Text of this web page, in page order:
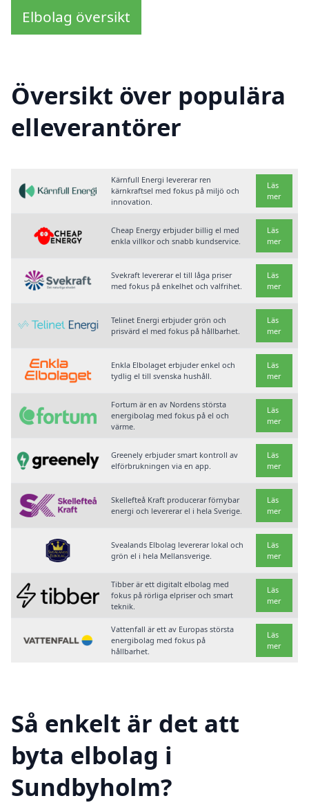
Elbolag översikt
Översikt över populära
elleverantörer
Kärnfull Energi levererar ren
kärnkraftsel med fokus på miljö och
innovation.
Läs
mer
Cheap Energy erbjuder billig el med
enkla villkor och snabb kundservice.
Läs
mer
Svekraft levererar el till låga priser
med fokus på enkelhet och valfrihet.
Läs
mer
Telinet Energi erbjuder grön och
prisvärd el med fokus på hållbarhet.
Läs
mer
Enkla Elbolaget erbjuder enkel och
tydlig el till svenska hushåll.
Läs
mer
Fortum är en av Nordens största
energibolag med fokus på el och
värme.
Läs
mer
Greenely erbjuder smart kontroll av
elförbrukningen via en app.
Läs
mer
Skellefteå Kraft producerar förnybar
energi och levererar el i hela Sverige.
Läs
mer
Svealands Elbolag levererar lokal och
grön el i hela Mellansverige.
Läs
mer
Tibber är ett digitalt elbolag med
fokus på rörliga elpriser och smart
teknik.
Läs
mer
Vattenfall är ett av Europas största
energibolag med fokus på
hållbarhet.
Läs
mer
Så enkelt är det att
byta elbolag i
Sundbyholm?